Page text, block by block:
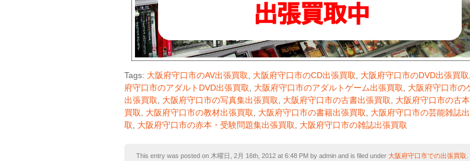
Tags: 大阪府守口市のAV出張買取 大阪府守口市のCD出張買取 大阪府守口市のDVD出張買取
府守口市のアダルトDVD出張買取
大阪府守口市のアダルトゲーム出張買取
大阪府守口市の
出張買取
大阪府守口市の写真集出張買取 大阪府守口市の古書出張買取
大阪府守口市の古
買取
大阪府守口市の教材出張買取 大阪府守口市の書籍出張買取
大阪府守口市の芸能雑誌
取
大阪府守口市の赤本・受験問題集出張買取 大阪府守口市の雑誌出張買取
This entry was posted on 木曜日, 2月 16th, 2012 at 6:48 PM by admin and is filed under 大阪府守口市での出張買取